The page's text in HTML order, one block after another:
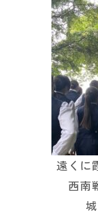
遠くに
西南